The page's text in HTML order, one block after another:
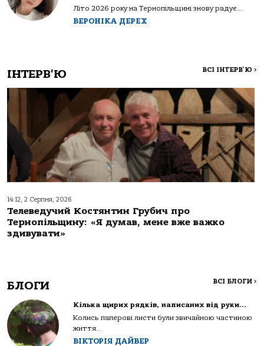
Літо 2026 року на Тернопільщині знову радує...
ВЕРОНІКА ДЕРЕХ
ІНТЕРВ'Ю ВСІ ІНТЕРВ'Ю >
14:12, 2 Серпня, 2026
Телеведучий Костянтин Грубич про
Тернопільщину: «Я думав, мене вже важко
здивувати»
БЛОГИ ВСІ БЛОГИ >
Кілька щирих рядків, написаних від руки…
Колись паперові листи були звичайною частиною
життя...
ВІКТОРІЯ ДАЙВЕР